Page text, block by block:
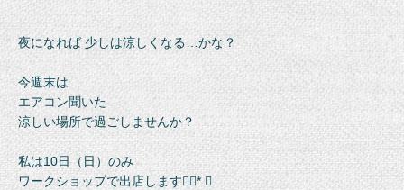
夜になれば 少しは涼しくなる…かな？
今週末は
エアコン聞いた
涼しい場所で過ごしませんか？
私は10日（日）のみ
ワークショップで出店します❁⃘*.ﾟ